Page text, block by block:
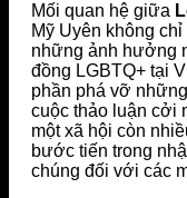
Mối quan hệ giữa
Mỹ Uyên không
những ảnh hưởng
đồng LGBTQ+ tại
phần phá vỡ
cuộc thảo luận cởi
một xã hội còn
bước tiến trong
chúng đối với các